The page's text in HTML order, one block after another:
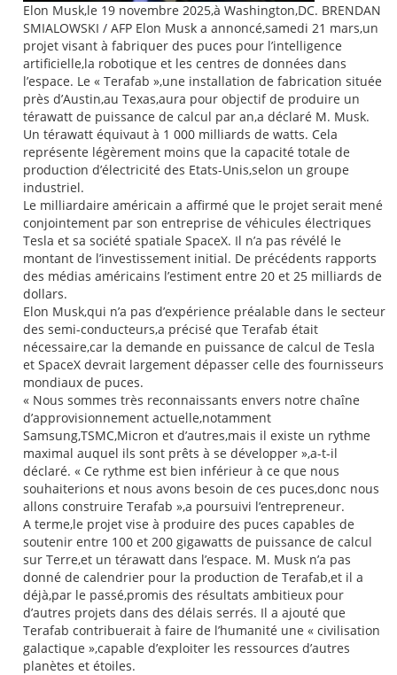
Elon Musk,le 19 novembre 2025,à Washington,DC. BRENDAN
SMIALOWSKI / AFP Elon Musk a annoncé,samedi 21 mars,un
projet visant à fabriquer des puces pour l’intelligence
artificielle,la robotique et les centres de données dans
l’espace. Le « Terafab »,une installation de fabrication située
près d’Austin,au Texas,aura pour objectif de produire un
térawatt de puissance de calcul par an,a déclaré M. Musk.
Un térawatt équivaut à 1 000 milliards de watts. Cela
représente légèrement moins que la capacité totale de
production d’électricité des Etats-Unis,selon un groupe
industriel.
Le milliardaire américain a affirmé que le projet serait mené
conjointement par son entreprise de véhicules électriques
Tesla et sa société spatiale SpaceX. Il n’a pas révélé le
montant de l’investissement initial. De précédents rapports
des médias américains l’estiment entre 20 et 25 milliards de
dollars.
Elon Musk,qui n’a pas d’expérience préalable dans le secteur
des semi-conducteurs,a précisé que Terafab était
nécessaire,car la demande en puissance de calcul de Tesla
et SpaceX devrait largement dépasser celle des fournisseurs
mondiaux de puces.
« Nous sommes très reconnaissants envers notre chaîne
d’approvisionnement actuelle,notamment
Samsung,TSMC,Micron et d’autres,mais il existe un rythme
maximal auquel ils sont prêts à se développer »,a-t-il
déclaré. « Ce rythme est bien inférieur à ce que nous
souhaiterions et nous avons besoin de ces puces,donc nous
allons construire Terafab »,a poursuivi l’entrepreneur.
A terme,le projet vise à produire des puces capables de
soutenir entre 100 et 200 gigawatts de puissance de calcul
sur Terre,et un térawatt dans l’espace. M. Musk n’a pas
donné de calendrier pour la production de Terafab,et il a
déjà,par le passé,promis des résultats ambitieux pour
d’autres projets dans des délais serrés. Il a ajouté que
Terafab contribuerait à faire de l’humanité une « civilisation
galactique »,capable d’exploiter les ressources d’autres
planètes et étoiles.